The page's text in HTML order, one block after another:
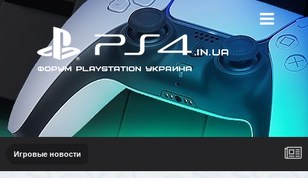
Игровые новости